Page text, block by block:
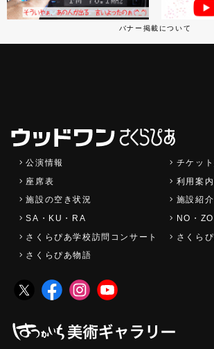
バナー掲載について
公演情報
チケッ
座席表
利用案内
施設の空き状況
施設紹介
SA・KU・RA
NO・ZO
さくらぴあ学校訪問コンサート
さくら
さくらぴあ物語